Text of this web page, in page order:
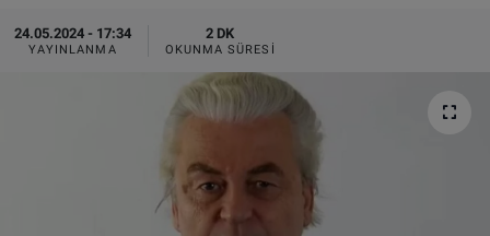
24.05.2024 - 17:34
YAYINLANMA
2 DK
OKUNMA SÜRESI
FOTO GALERİ
VIDEO GALERİ